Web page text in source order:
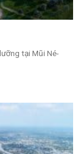
tại Mũi Né-